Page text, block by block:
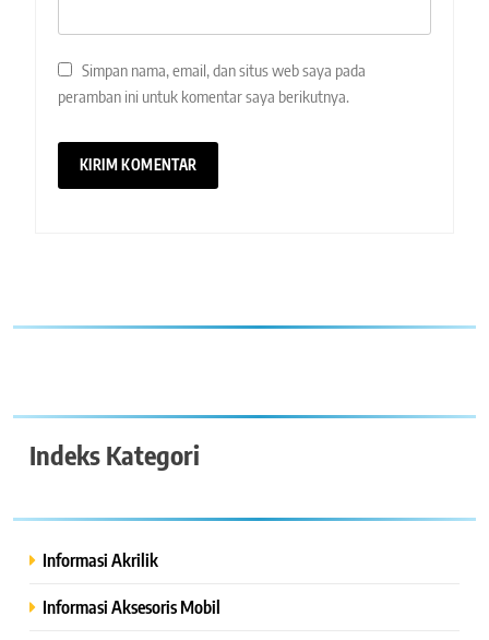
Simpan nama, email, dan situs web saya pada
peramban ini untuk komentar saya berikutnya.
Indeks Kategori
Informasi Akrilik
Informasi Aksesoris Mobil